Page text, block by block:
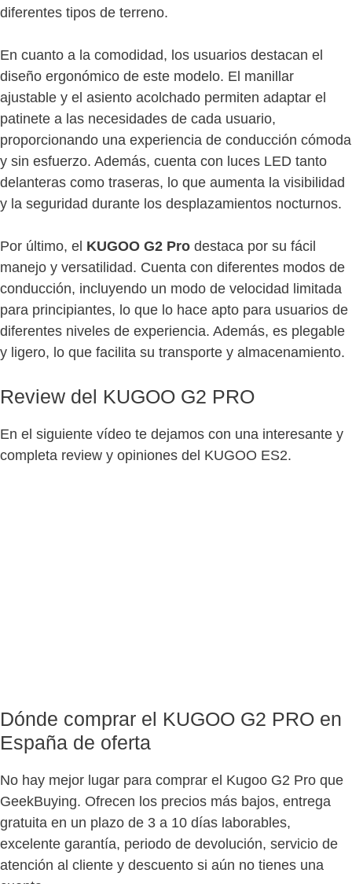
diferentes tipos de terreno.
En cuanto a la comodidad, los usuarios destacan el
diseño ergonómico de este modelo. El manillar
ajustable y el asiento acolchado permiten adaptar el
patinete a las necesidades de cada usuario,
proporcionando una experiencia de conducción cómoda
y sin esfuerzo. Además, cuenta con luces LED tanto
delanteras como traseras, lo que aumenta la visibilidad
y la seguridad durante los desplazamientos nocturnos.
Por último, el KUGOO G2 Pro destaca por su fácil
manejo y versatilidad. Cuenta con diferentes modos de
conducción, incluyendo un modo de velocidad limitada
para principiantes, lo que lo hace apto para usuarios de
diferentes niveles de experiencia. Además, es plegable
y ligero, lo que facilita su transporte y almacenamiento.
Review del KUGOO G2 PRO
En el siguiente vídeo te dejamos con una interesante y
completa review y opiniones del KUGOO ES2.
Dónde comprar el KUGOO G2 PRO en
España de oferta
No hay mejor lugar para comprar el Kugoo G2 Pro que
GeekBuying. Ofrecen los precios más bajos, entrega
gratuita en un plazo de 3 a 10 días laborables,
excelente garantía, periodo de devolución, servicio de
atención al cliente y descuento si aún no tienes una